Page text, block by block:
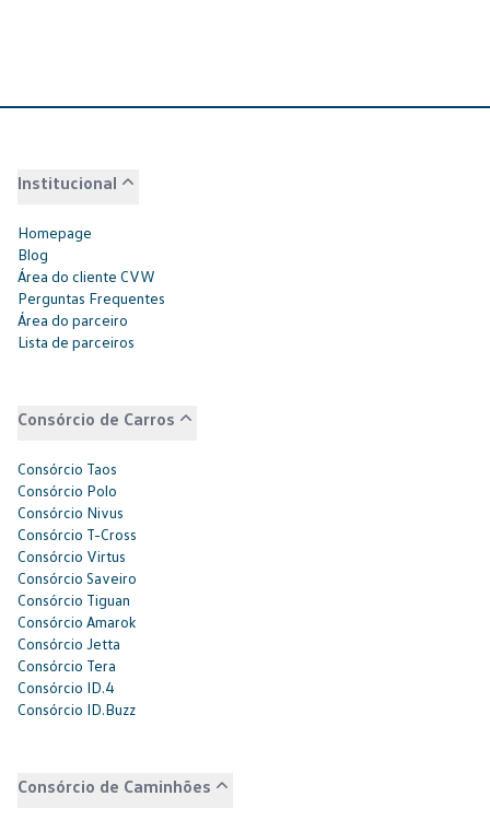
Institucional
Homepage
Blog
Área do cliente CVW
Perguntas Frequentes
Área do parceiro
Lista de parceiros
Consórcio de Carros
Consórcio Taos
Consórcio Polo
Consórcio Nivus
Consórcio T-Cross
Consórcio Virtus
Consórcio Saveiro
Consórcio Tiguan
Consórcio Amarok
Consórcio Jetta
Consórcio Tera
Consórcio ID.4
Consórcio ID.Buzz
Consórcio de Caminhões